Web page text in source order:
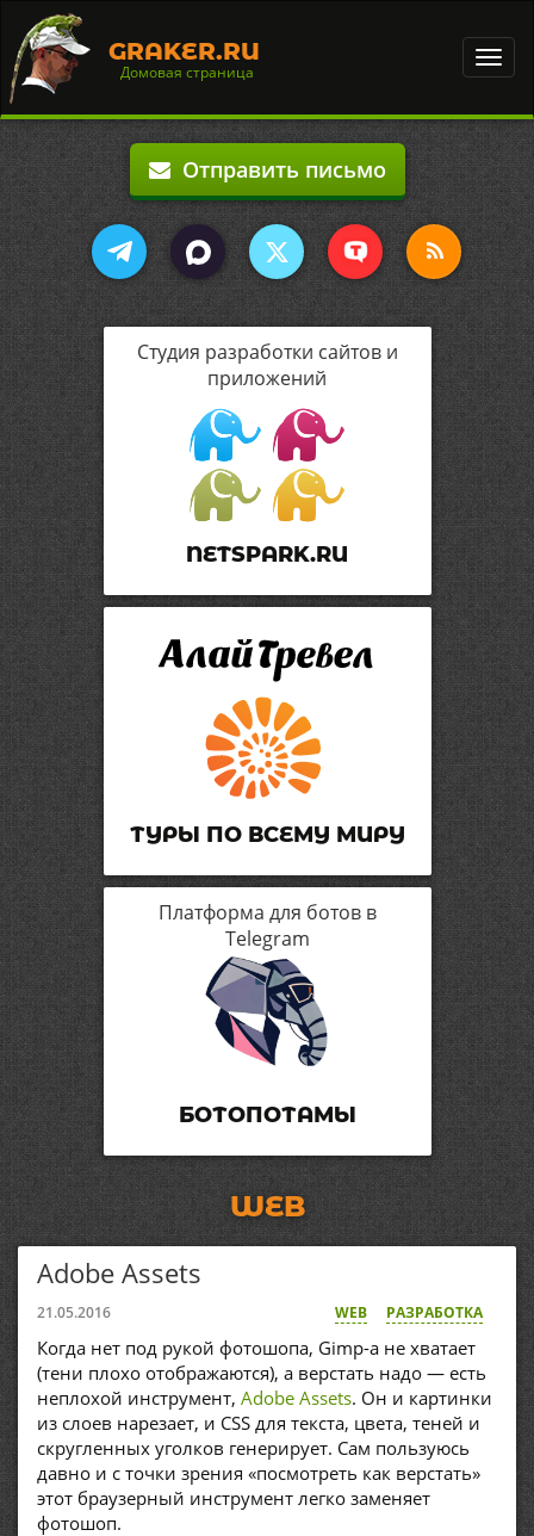
GRAKER.RU
Домовая страница
Отправить письмо
Студия разработки сайтов и
приложений
NETSPARK.RU
ТУРЫ ПО ВСЕМУ МИРУ
Платформа для ботов в
Telegram
БОТОПОТАМЫ
WEB
Adobe Assets
21.05.2016 WEB РАЗРАБОТКА
Когда нет под рукой фотошопа, Gimp-а не хватает
(тени плохо отображаются), а верстать надо — есть
неплохой инструмент, Adobe Assets. Он и картинки
из слоев нарезает, и CSS для текста, цвета, теней и
скругленных уголков генерирует. Сам пользуюсь
давно и с точки зрения «посмотреть как верстать»
этот браузерный инструмент легко заменяет
фотошоп.